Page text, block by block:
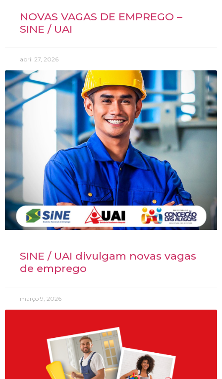
NOVAS VAGAS DE EMPREGO –
SINE / UAI
abril 27, 2026
SINE / UAI divulgam novas vagas
de emprego
março 9, 2026